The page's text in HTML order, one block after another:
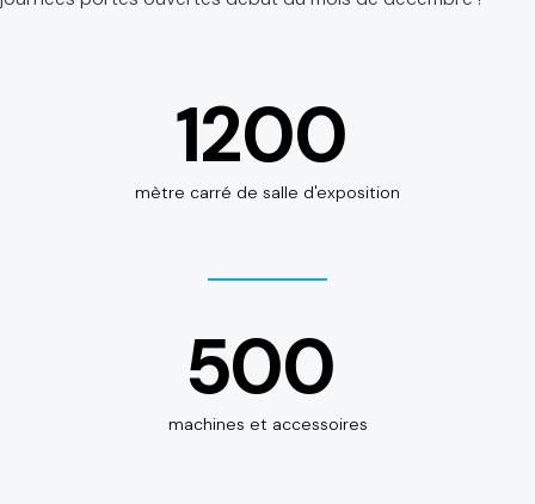
1200
mètre carré de salle d'exposition
500
machines et accessoires